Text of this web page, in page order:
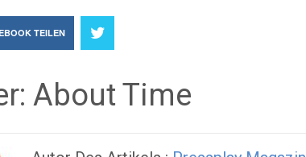
TEILEN
About Time